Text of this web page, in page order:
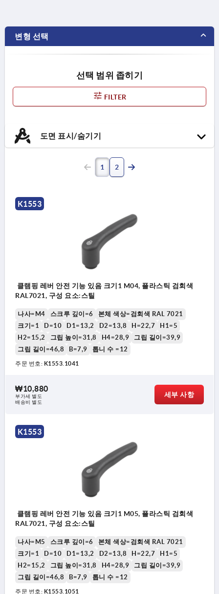
변형 선택
선택 범위 좁히기
FILTER
도면 표시/숨기기
1 2
K1553
클램핑 레버 안전 기능 있음 크기1 M04, 플라스틱 검회색
RAL7021, 구성 요소:스틸
나사=M4 스크루 깊이=6
본체 색상=검회색 RAL 7021
크기=1
D=10 D1=13,2 D2=13,8 H=22,7
H1=5
H2=15,2
그립 높이=31,8 H4=28,9
그립 길이=39,9
그립 길이=46,8
B=7,9 톱니 수 =12
주문 번호: K1553.1041
₩10,880
부가세 별도
배송비 별도
세부 사항
K1553
클램핑 레버 안전 기능 있음 크기1 M05, 플라스틱 검회색
RAL7021, 구성 요소:스틸
나사=M5 스크루 깊이=6
본체 색상=검회색 RAL 7021
크기=1
D=10 D1=13,2 D2=13,8 H=22,7
H1=5
H2=15,2
그립 높이=31,8 H4=28,9
그립 길이=39,9
그립 길이=46,8
B=7,9 톱니 수 =12
주문 번호: K1553.1051